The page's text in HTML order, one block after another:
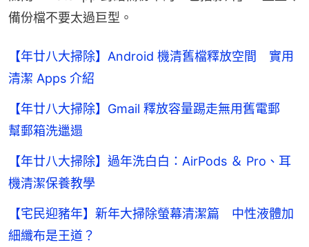
備份檔不要太過巨型。
【年廿八大掃除】Android 機清舊檔釋放空間 實用
清潔 Apps 介紹
【年廿八大掃除】Gmail 釋放容量踢走無用舊電郵
幫郵箱洗邋遢
【年廿八大掃除】過年洗白白：AirPods ＆ Pro、耳
機清潔保養教學
【宅民迎豬年】新年大掃除螢幕清潔篇 中性液體加
細纖布是王道？